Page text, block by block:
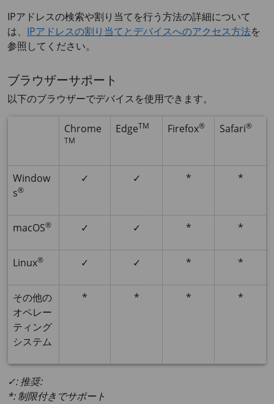
IPアドレスの検索や割り当てを行う方法の詳細について
は、 IPアドレスの割り当てとデバイスへのアクセス⽅法を
参照してください。
ブラウザーサポート
以下のブラウザーでデバイスを使用できます。
Chrome
TM
EdgeTM Firefox® Safari®
Window
s®
✓ ✓ * *
macOS® ✓ ✓ * *
Linux® ✓ ✓ * *
その他の
オペレー
ティング
システム
* * * *
✓: 推奨:
*: 制限付きでサポート